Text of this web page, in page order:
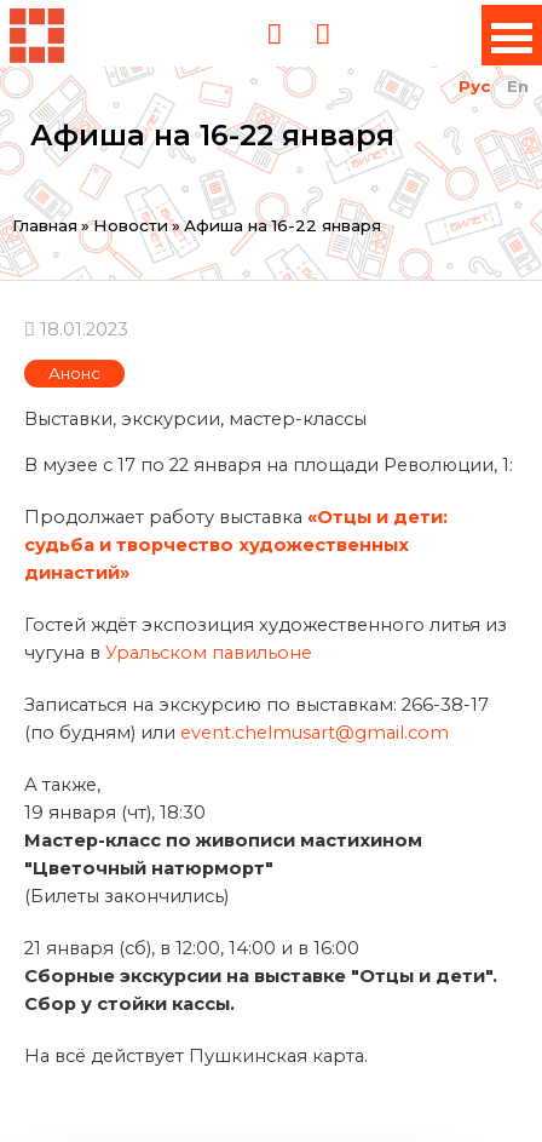
Рус En
Афиша на 16-22 января
Вы
здесь
Главная »Новости»Афиша на 16-22 января
18.01.2023
Анонс
Выставки, экскурсии, мастер-классы
В музее с 17 по 22 января на площади Революции, 1:
Продолжает работу выставка «Отцы и дети:
судьба и творчество художественных
династий»
Гостей ждёт экспозиция художественного литья из
чугуна в Уральском павильоне
Записаться на экскурсию по выставкам: 266-38-17
(по будням) или event.chelmusart@gmail.com
А также,
19 января (чт), 18:30
Мастер-класс по живописи мастихином
"Цветочный натюрморт"
(Билеты закончились)
21 января (сб), в 12:00, 14:00 и в 16:00
Сборные экскурсии на выставке "Отцы и дети".
Сбор у стойки кассы.
На всё действует Пушкинская карта.